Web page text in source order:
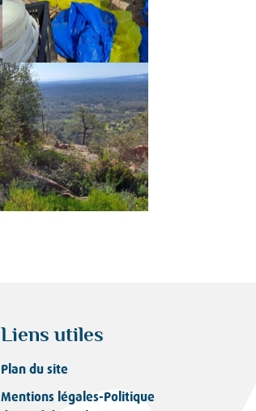
Liens utiles
Plan du site
Mentions légales-Politique